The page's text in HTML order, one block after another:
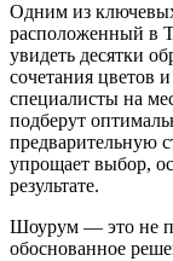
Одним из
расположенный в
увидеть десятки
сочетания цветов
специалисты на
подберут
предварительную
упрощает выбор,
результате.
Шоурум — это не
обоснованное